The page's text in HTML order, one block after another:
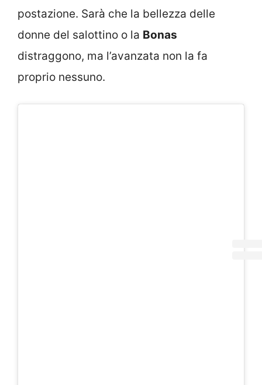
postazione. Sarà che la bellezza delle
donne del salottino o la Bonas
distraggono, ma l’avanzata non la fa
proprio nessuno.